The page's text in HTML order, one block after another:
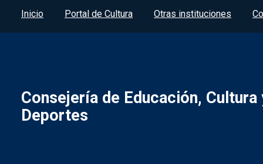
Menú del pie
Inicio Portal de Cultura Otras instituciones
Consejería de Educación, Cultura
Deportes